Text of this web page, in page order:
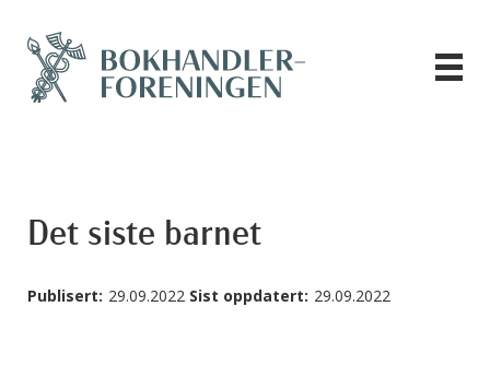
Det siste barnet
Publisert: 29.09.2022 Sist oppdatert: 29.09.2022